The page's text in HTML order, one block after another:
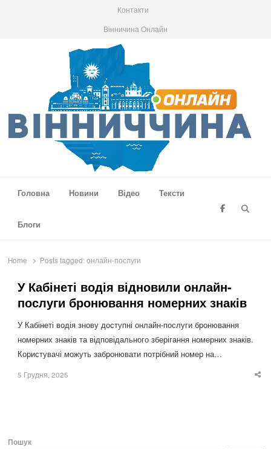
Контакти
Вінничина Онлайн
Головна
Новини Відео Тексти
Блоги
Home Posts tagged:онлайн-послуги
У Кабінеті водія відновили онлайн-
послуги бронювання номерних знаків
У Кабінеті водія знову доступні онлайн-послуги бронювання
номерних знаків та відповідального зберігання номерних знаків.
Користувачі можуть забронювати потрібний номер на…
5 Грудня, 2025
Пошук